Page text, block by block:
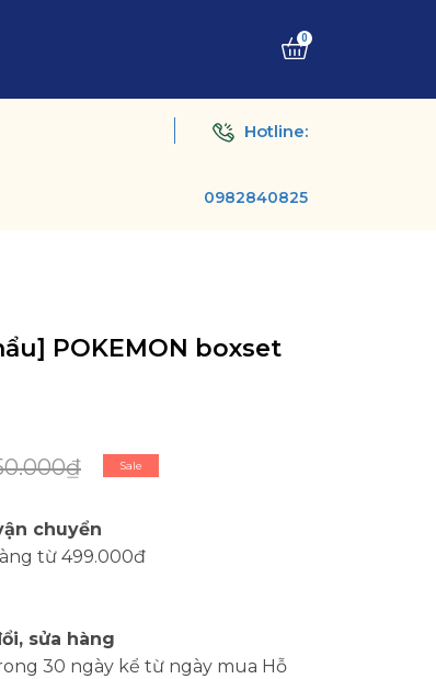
0
Hotline:
0982840825
POKEMON boxset
Sale
chuyển
từ 499.000đ
sửa hàng
30 ngày kể từ ngày mua Hỗ